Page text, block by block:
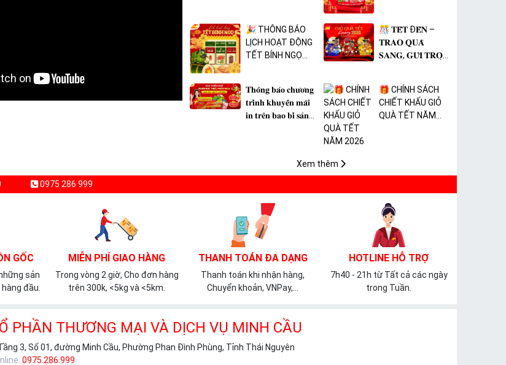
🎉 THÔNG BÁO
LỊCH HOẠT ĐỘNG
TẾT BÍNH NGỌ
🎊 𝐓𝐄̂́𝐓 Đ𝐄̂́𝐍 –
𝐓𝐑𝐀𝐎 𝐐𝐔𝐀̀
𝐒𝐀𝐍𝐆, 𝐆𝐔̛̉𝐈 𝐓𝐑𝐎̣𝐍
𝐓𝐡𝐨̂𝐧𝐠 𝐛𝐚́𝐨 𝐜𝐡𝐮̛𝐨̛𝐧𝐠
𝐭𝐫𝐢̀𝐧𝐡 𝐤𝐡𝐮𝐲𝐞̂́𝐧 𝐦𝐚̃𝐢
𝐢𝐧 𝐭𝐫𝐞̂𝐧 𝐛𝐚𝐨 𝐛𝐢̀ 𝐬𝐚̉𝐧
🎁 CHÍNH SÁCH
CHIẾT KHẤU GIỎ
QUÀ TẾT NĂM
Xem thêm
0975 286 999
GỐC
sản
đầu.
MIỄN PHÍ GIAO HÀNG
Trong vòng 2 giờ, Cho đơn hàng
trên 300k, <5kg và <5km.
THANH TOÁN ĐA DẠNG
Thanh toán khi nhận hàng,
Chuyển khoản, VNPay,...
HOTLINE HỖ TRỢ
7h40 - 21h từ Tất cả các ngày
trong Tuần.
PHẦN THƯƠNG MẠI VÀ DỊCH VỤ MINH CẦU
3, Số 01, đường Minh Cầu, Phường Phan Đình Phùng, Tỉnh Thái Nguyên
0975.286.999